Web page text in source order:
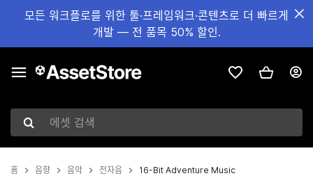
모든 워크플로를 위한 툴·프레임워크·콘텐츠로 더 빠르게
개발 — 전 품목 50% 할인.
에셋 검색
홈 음향 음악 전자음 16-Bit Adventure Music